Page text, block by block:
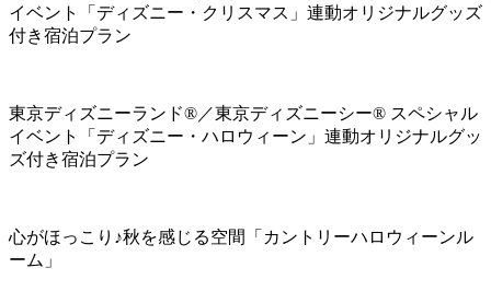
イベント「ディズニー・クリスマス」連動オリジナルグッズ
付き宿泊プラン
東京ディズニーランド®／東京ディズニーシー® スペシャル
イベント「ディズニー・ハロウィーン」連動オリジナルグッ
ズ付き宿泊プラン
心がほっこり♪秋を感じる空間「カントリーハロウィーンル
ーム」